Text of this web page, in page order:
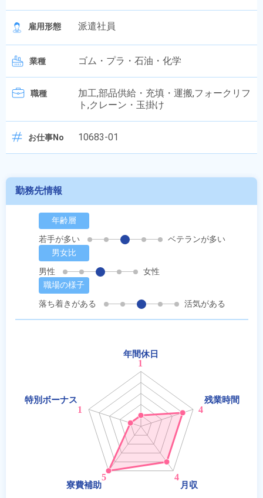
雇用形態 派遣社員
業種 ゴム・プラ・石油・化学
職種
加工,部品供給・充填・運搬,フォークリフ
ト,クレーン・玉掛け
お仕事No 10683-01
勤務先情報
年齢層
若手が多い
ベテランが多い
男女比
男性
女性
職場の様子
落ち着きがある
活気がある